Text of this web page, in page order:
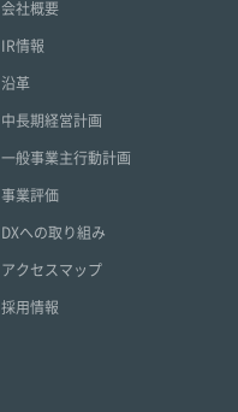
会社概要
IR情報
沿革
中長期経営計画
一般事業主行動計画
事業評価
DXへの取り組み
アクセスマップ
採用情報